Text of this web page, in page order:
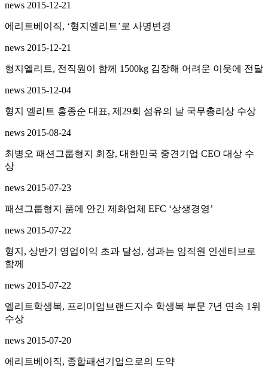
news 2015-12-21
에리트베이직, ‘형지엘리트’로 사명변경
news 2015-12-21
형지엘리트, 전직원이 함께 1500kg 김장해 어려운 이웃에 전달
news 2015-12-04
형지 엘리트 홍종순 대표, 제29회 섬유의 날 국무총리상 수상
news 2015-08-24
최병오 패션그룹형지 회장, 대한민국 중견기업 CEO 대상 수
상
news 2015-07-23
패션그룹형지 품에 안긴 제화업체 EFC ‘상생경영’
news 2015-07-22
형지, 상반기 영업이익 초과 달성, 성과는 임직원 인센티브로
함께
news 2015-07-22
엘리트학생복, 프리미엄브랜드지수 학생복 부문 7년 연속 1위
수상
news 2015-07-20
에리트베이직, 종합패션기업으로의 도약